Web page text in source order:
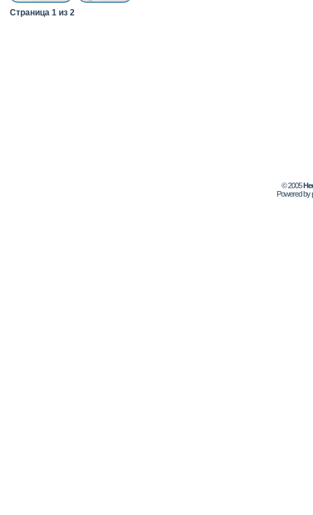
Страница 1 из 2
© 2005
Powered by